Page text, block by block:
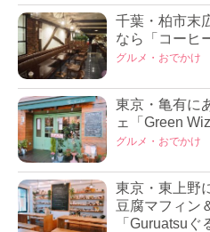
千葉・柏市末
なら「コーヒ
グルメ・おでかけ
東京・亀有に
ェ「Green
グルメ・おでかけ
東京・東上野
豆腐マフィン
「Guruatsuぐ